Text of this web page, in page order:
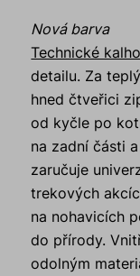
Nová barva
Technické
detailu. Za
hned čtveřici
od kyčle po
na zadní části
zaručuje
trekových
na nohavicích
do přírody.
odolným